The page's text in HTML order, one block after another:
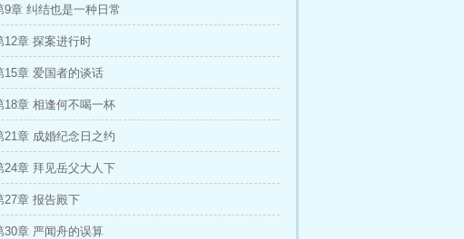
9章 纠结也是一种日常
12章 探案进行时
15章 爱国者的谈话
18章 相逢何不喝一杯
21章 成婚纪念日之约
24章 拜见岳父大人下
27章 报告殿下
30章 严闻舟的误算